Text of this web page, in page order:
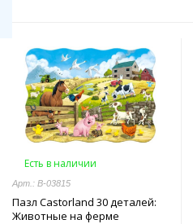
Есть в наличии
Арт.: В-03815
Пазл Castorland 30 деталей:
Животные на ферме